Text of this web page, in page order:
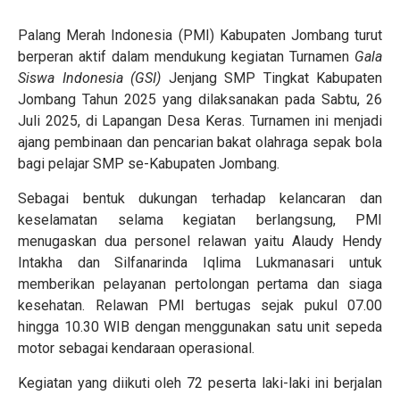
Palang Merah Indonesia (PMI) Kabupaten Jombang turut
berperan aktif dalam mendukung kegiatan Turnamen Gala
Siswa Indonesia (GSI) Jenjang SMP Tingkat Kabupaten
Jombang Tahun 2025 yang dilaksanakan pada Sabtu, 26
Juli 2025, di Lapangan Desa Keras. Turnamen ini menjadi
ajang pembinaan dan pencarian bakat olahraga sepak bola
bagi pelajar SMP se-Kabupaten Jombang.
Sebagai bentuk dukungan terhadap kelancaran dan
keselamatan selama kegiatan berlangsung, PMI
menugaskan dua personel relawan yaitu Alaudy Hendy
Intakha dan Silfanarinda Iqlima Lukmanasari untuk
memberikan pelayanan pertolongan pertama dan siaga
kesehatan. Relawan PMI bertugas sejak pukul 07.00
hingga 10.30 WIB dengan menggunakan satu unit sepeda
motor sebagai kendaraan operasional.
Kegiatan yang diikuti oleh 72 peserta laki-laki ini berjalan